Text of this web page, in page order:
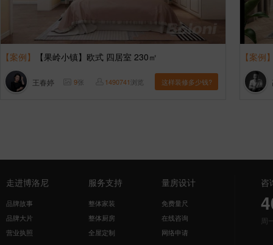
【案例】 【果岭小镇】欧式 四居室 230㎡
王春婷 9张 1490741浏览 这样装修多少钱?
【案例
走进博洛尼
品牌故事
品牌大片
营业执照
服务支持
整体家装
整体厨房
全屋定制
量房设计
免费量尺
在线咨询
网络申请
咨
周